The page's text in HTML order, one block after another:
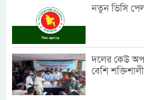
নতুন ভিসি
দলের কেউ
বেশি